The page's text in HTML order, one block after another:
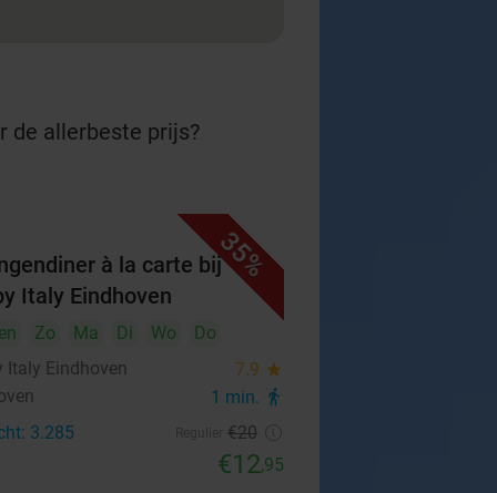
de allerbeste prijs?
35%
à la carte bij
Italy Eindhoven
Zo Ma Di Wo
Do
Italy Eindhoven
7.9 star
1 min. directions_walk
3.285 €20
€12,95